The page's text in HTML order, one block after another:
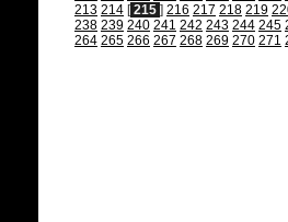
213 214 [ 215 ] 216 217 218 219
238 239 240 241 242 243 244 245
264 265 266 267 268 269 270 271